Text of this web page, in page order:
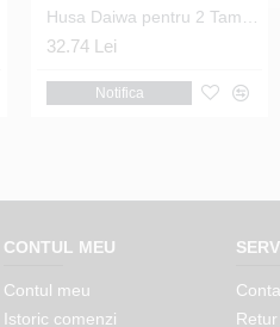
32.74 Lei
Notifica
106.69 Lei
Adauga in cos
CONTUL MEU
Contul meu
Istoric comenzi